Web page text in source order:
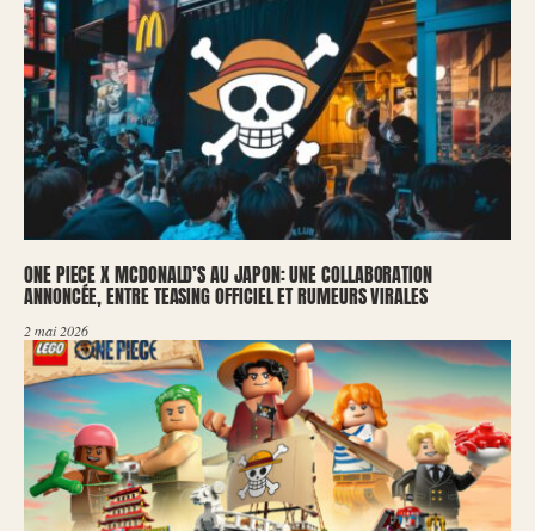
ONE PIECE X MCDONALD’S AU JAPON: UNE COLLABORATION
ANNONCÉE, ENTRE TEASING OFFICIEL ET RUMEURS VIRALES
2 mai 2026